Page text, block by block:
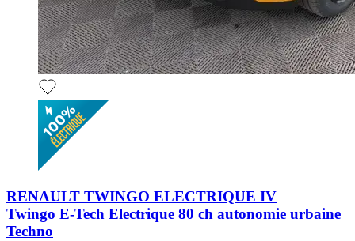
RENAULT TWINGO ELECTRIQUE IV
Twingo E-Tech Electrique 80 ch autonomie urbaine
Techno